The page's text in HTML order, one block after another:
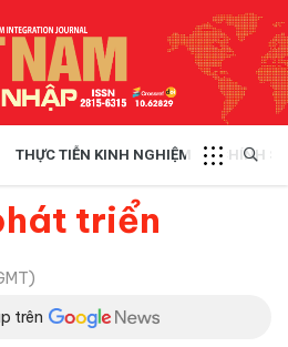
THỰC TIỄN KINH NGHIỆM CHÍNH
triển
trên